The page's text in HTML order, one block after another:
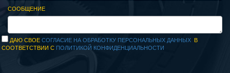
СООБЩЕНИЕ
ДАЮ СВОЕСОГЛАСИЕ НА ОБРАБОТКУ ПЕРСОНАЛЬНЫХ ДАННЫХ В
СООТВЕТСТВИИ С ПОЛИТИКОЙ КОНФИДЕНЦИАЛЬНОСТИ